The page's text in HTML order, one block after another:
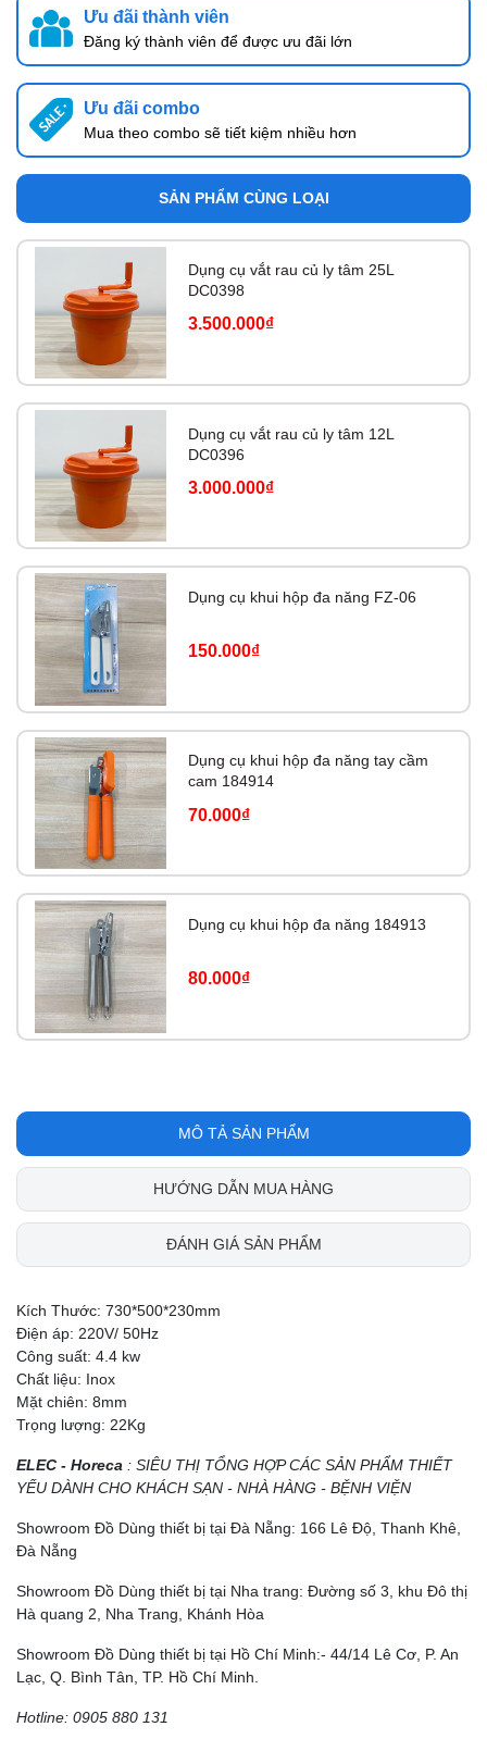
Ưu đãi thành viên
Đăng ký thành viên để được ưu đãi lớn
Ưu đãi combo
Mua theo combo sẽ tiết kiệm nhiều hơn
SẢN PHẨM CÙNG LOẠI
Dụng cụ vắt rau củ ly tâm 25L
DC0398
3.500.000₫
Dụng cụ vắt rau củ ly tâm 12L
DC0396
3.000.000₫
Dụng cụ khui hộp đa năng FZ-06
150.000₫
Dụng cụ khui hộp đa năng tay cầm
cam 184914
70.000₫
Dụng cụ khui hộp đa năng 184913
80.000₫
MÔ TẢ SẢN PHẨM
HƯỚNG DẪN MUA HÀNG
ĐÁNH GIÁ SẢN PHẨM
Kích Thước: 730*500*230mm
Điện áp: 220V/ 50Hz
Công suất: 4.4 kw
Chất liệu: Inox
Mặt chiên: 8mm
Trọng lượng: 22Kg
ELEC - Horeca : SIÊU THỊ TỔNG HỢP CÁC SẢN PHẨM THIẾT
YẾU DÀNH CHO KHÁCH SẠN - NHÀ HÀNG - BỆNH VIỆN
Showroom Đồ Dùng thiết bị tại Đà Nẵng: 166 Lê Độ, Thanh Khê,
Đà Nẵng
Showroom Đồ Dùng thiết bị tại Nha trang: Đường số 3, khu Đô thị
Hà quang 2, Nha Trang, Khánh Hòa
Showroom Đồ Dùng thiết bị tại Hồ Chí Minh:- 44/14 Lê Cơ, P. An
Lạc, Q. Bình Tân, TP. Hồ Chí Minh.
Hotline: 0905 880 131